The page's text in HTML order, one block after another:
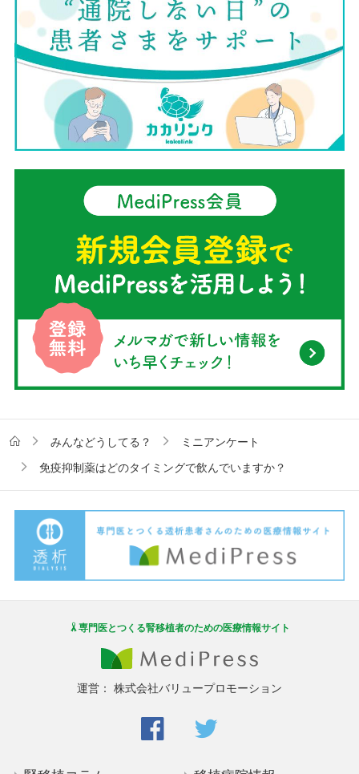
みんなどうしてる？
ミニアンケート
免疫抑制薬はどのタイミングで飲んでいますか？
専門医とつくる腎移植者のための医療情報サイト
運営： 株式会社バリュープロモーション